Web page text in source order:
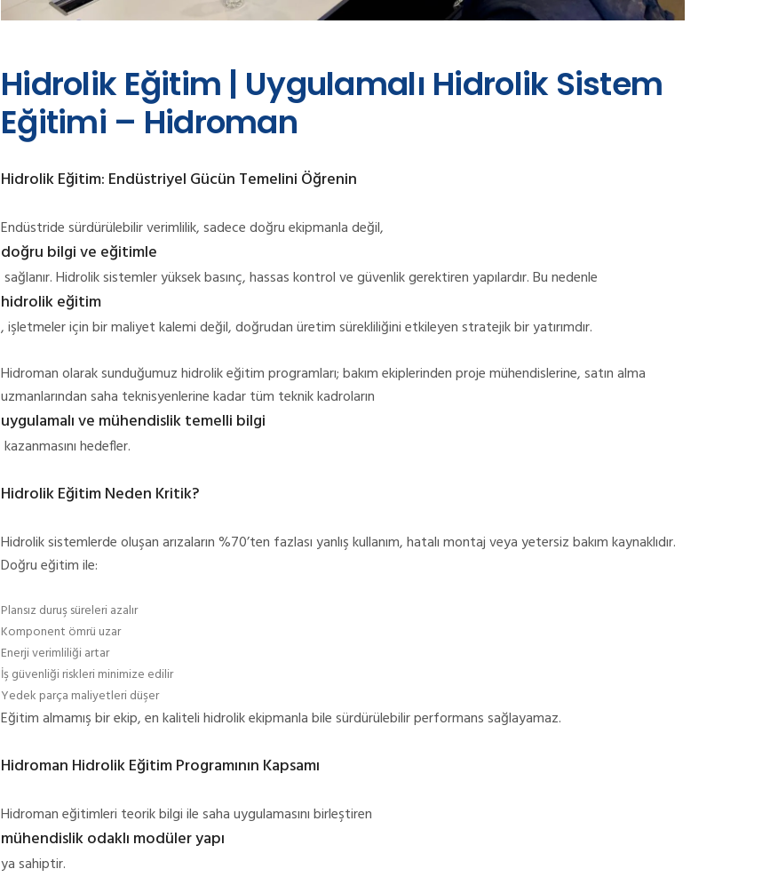
Hidrolik Eğitim | Uygulamalı Hidrolik Sistem
Eğitimi – Hidroman
Hidrolik Eğitim: Endüstriyel Gücün Temelini Öğrenin
Endüstride sürdürülebilir verimlilik, sadece doğru ekipmanla değil,
doğru bilgi ve eğitimle
sağlanır. Hidrolik sistemler yüksek basınç, hassas kontrol ve güvenlik gerektiren yapılardır. Bu nedenle
hidrolik eğitim
, işletmeler için bir maliyet kalemi değil, doğrudan üretim sürekliliğini etkileyen stratejik bir yatırımdır.
Hidroman olarak sunduğumuz hidrolik eğitim programları; bakım ekiplerinden proje mühendislerine, satın alma
uzmanlarından saha teknisyenlerine kadar tüm teknik kadroların
uygulamalı ve mühendislik temelli bilgi
kazanmasını hedefler.
Hidrolik Eğitim Neden Kritik?
Hidrolik sistemlerde oluşan arızaların %70’ten fazlası yanlış kullanım, hatalı montaj veya yetersiz bakım kaynaklıdır.
Doğru eğitim ile:
Plansız duruş süreleri azalır
Komponent ömrü uzar
Enerji verimliliği artar
İş güvenliği riskleri minimize edilir
Yedek parça maliyetleri düşer
Eğitim almamış bir ekip, en kaliteli hidrolik ekipmanla bile sürdürülebilir performans sağlayamaz.
Hidroman Hidrolik Eğitim Programının Kapsamı
Hidroman eğitimleri teorik bilgi ile saha uygulamasını birleştiren
mühendislik odaklı modüler yapı
ya sahiptir.